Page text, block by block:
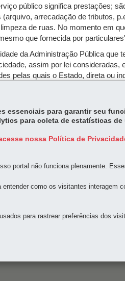
público significa prestações;
arrecadação de tributos,
de ruas. No momento em
que fornecida por
da Administração Pública
assim por lei
pelas quais o Estado, direta ou
ainda que não
- Bom Retiro
essenciais para garantir seu
para coleta de estatísticas
nossa Política de
portal não funciona plenamente.
como os visitantes interagem
para rastrear preferências dos